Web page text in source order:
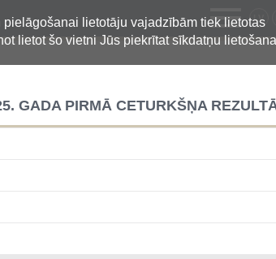
lietotāju vajadzībām tiek lietotas
lietot šo vietni Jūs piekrītat sīkdatņu
LV
GADA PIRMĀ CETURKŠŅA